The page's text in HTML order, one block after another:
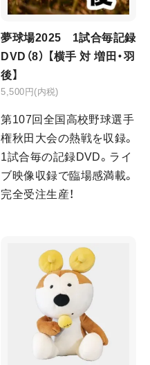
夢球場2025 1試合毎記録
DVD（8） 【横手 対 増田・羽
後】
5,500円(内税)
第107回全国高校野球選手
権秋田大会の熱戦を収録。
1試合毎の記録DVD。ライ
ブ映像収録で臨場感満載。
完全受注生産！